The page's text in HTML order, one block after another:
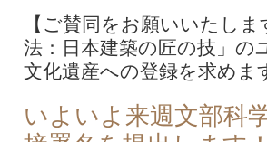
【ご賛同をお願いいたし
法：日本建築の匠の技」の
文化遺産への登録を求めま
いよいよ来週文部科